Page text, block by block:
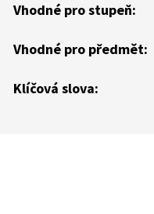
Vhodné pro stupeň:
Vhodné pro předmět:
Klíčová slova: